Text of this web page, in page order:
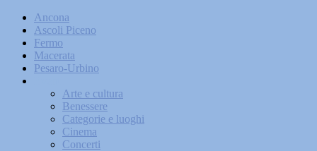
Ancona
Ascoli Piceno
Fermo
Macerata
Pesaro-Urbino
Arte e cultura
Benessere
Categorie e luoghi
Cinema
Concerti